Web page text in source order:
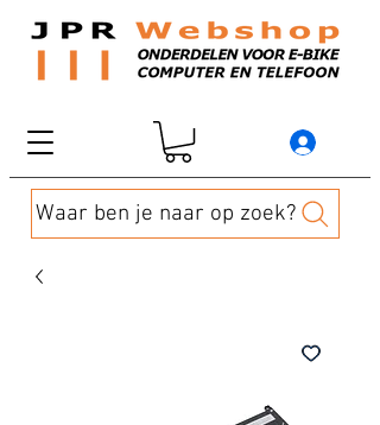
Waar ben je naar op zoek?